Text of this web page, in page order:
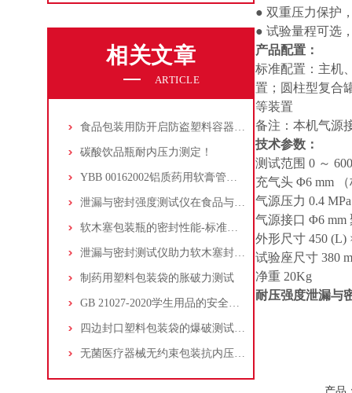
相关文章
ARTICLE
食品包装用防开启防盗塑料容器密封性及瓶盖开启测试方法
碳酸饮品瓶耐内压力测定！
YBB 00162002铝质药用软膏管的封闭性检测
泄漏与密封强度测试仪在食品与医药包装中的作用
软木塞包装瓶的密封性能-标准柱测量法
泄漏与密封测试仪助力软木塞封口的红酒瓶的密封性能质控检验
制药用塑料包装袋的胀破力测试
GB 21027-2020学生用品的安全通用要求笔套的空气流量试验
四边封口塑料包装袋的爆破测试方法和检测仪器
无菌医疗器械无约束包装抗内压破坏符合YYT 0681.3-2010标准
● 双重压力保护
● 试验量程可选
产品配置：
标准配置：主机
置；圆柱型复合
等装置
备注：本机气源
技术参数：
测试范围 0 ～
充气头 Φ6 mm
气源压力 0.4
气源接口 Φ6 mm
外形尺寸 450 (L)
试验座尺寸 380
净重 20Kg
耐压强度泄漏与